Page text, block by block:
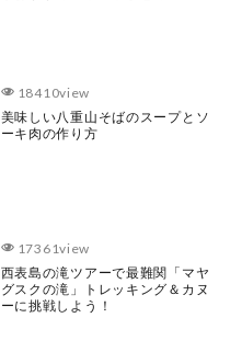
18410view
美味しい八重山そばのスープとソ
ーキ肉の作り方
17361view
西表島の滝ツアーで最難関「マヤ
グスクの滝」トレッキング＆カヌ
ーに挑戦しよう！